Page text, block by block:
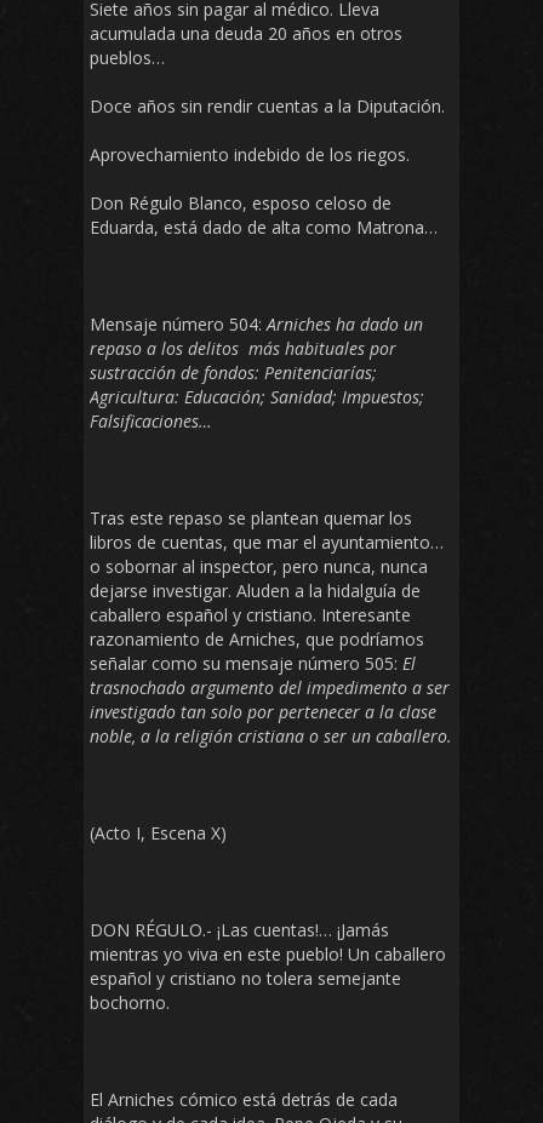
Siete años sin pagar al médico. Lleva
acumulada una deuda 20 años en otros
pueblos…
Doce años sin rendir cuentas a la Diputación.
Aprovechamiento indebido de los riegos.
Don Régulo Blanco, esposo celoso de
Eduarda, está dado de alta como Matrona…
Mensaje número 504:Arniches ha dado un
repaso a los delitos más habituales por
sustracción de fondos: Penitenciarías;
Agricultura: Educación; Sanidad; Impuestos;
Falsificaciones…
Tras este repaso se plantean quemar los
libros de cuentas, que mar el ayuntamiento…
o sobornar al inspector, pero nunca, nunca
dejarse investigar. Aluden a la hidalguía de
caballero español y cristiano. Interesante
razonamiento de Arniches, que podríamos
señalar como su mensaje número 505: El
trasnochado argumento del impedimento a ser
investigado tan solo por pertenecer a la clase
noble, a la religión cristiana o ser un caballero.
(Acto I, Escena X)
DON RÉGULO.- ¡Las cuentas!… ¡Jamás
mientras yo viva en este pueblo! Un caballero
español y cristiano no tolera semejante
bochorno.
El Arniches cómico está detrás de cada